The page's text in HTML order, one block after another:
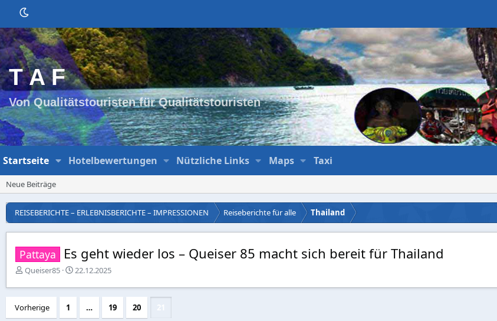
T A F
Von Qualitätstouristen für Qualitätstouristen
Startseite Hotelbewertungen Nützliche Links Maps Taxi
Neue Beiträge
REISEBERICHTE – ERLEBNISBERICHTE – IMPRESSIONEN Reiseberichte für alle Thailand
Pattaya Es geht wieder los – Queiser 85 macht sich bereit für Thailand
E
s
e
Queiser85
E
s
22.12.2025
Vorherige 1 … 19 20